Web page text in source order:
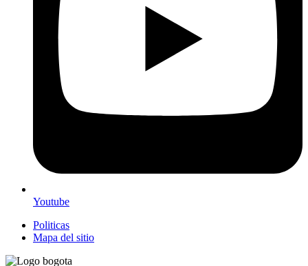
Youtube
Politicas
Mapa del sitio